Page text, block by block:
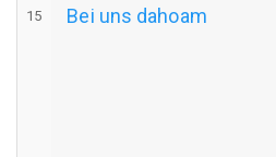
15 Bei uns dahoam